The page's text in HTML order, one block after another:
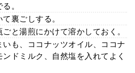
。
裏ごしする。
と湯煎にかけて溶かしておく。
も、ココナッツオイル、ココナ
ドミルク、自然塩を入れてよく